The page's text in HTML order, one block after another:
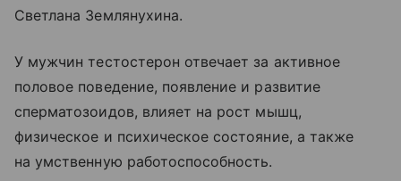
Светлана Землянухина.
У мужчин тестостерон отвечает за активное
половое поведение, появление и развитие
сперматозоидов, влияет на рост мышц,
физическое и психическое состояние, а также
на умственную работоспособность.